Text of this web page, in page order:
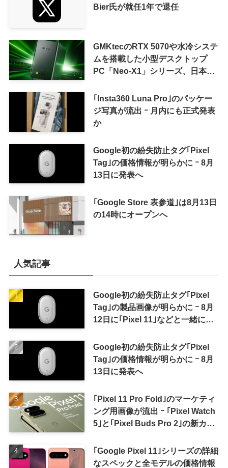
Bier氏が就任1年で退任
GMKtecのRTX 5070や水冷システ
ムを搭載した小型デスクトップ
PC「Neo-X1」シリーズ、日本で
｢Insta360 Luna Pro｣のパッケー
ジ写真が流出 ｰ 月内にも正式発表
か
Google初の紛失防止タグ｢Pixel
Tag｣の価格情報が明らかに ｰ 8月
13日に発表へ
｢Google Store 表参道｣は8月13日
の14時にオープンへ
人気記事
Google初の紛失防止タグ｢Pixel
Tag｣の製品画像が明らかに ｰ 8月
12日に｢Pixel 11｣などと一緒に発
Google初の紛失防止タグ｢Pixel
Tag｣の価格情報が明らかに ｰ 8月
13日に発表へ
｢Pixel 11 Pro Fold｣のマーケティ
ング用画像が流出 ｰ ｢Pixel Watch
5｣と｢Pixel Buds Pro 2｣の新カラ
｢Google Pixel 11｣シリーズの詳細
なスペックと全モデルの価格情報